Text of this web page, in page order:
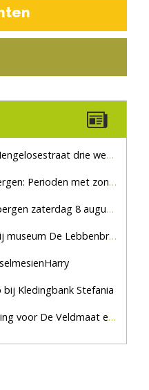
weken dicht voor doorgaand verkeer
Perioden met zon en droog
8 augustus, marktplein Haaksbergen
De Lebbenbrugge
Kledingbank Stefania
De Veldmaat en De Pas